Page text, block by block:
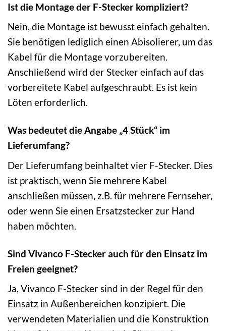
Ist die Montage der F-Stecker kompliziert?
Nein, die Montage ist bewusst einfach gehalten.
Sie benötigen lediglich einen Abisolierer, um das
Kabel für die Montage vorzubereiten.
Anschließend wird der Stecker einfach auf das
vorbereitete Kabel aufgeschraubt. Es ist kein
Löten erforderlich.
Was bedeutet die Angabe „4 Stück“ im
Lieferumfang?
Der Lieferumfang beinhaltet vier F-Stecker. Dies
ist praktisch, wenn Sie mehrere Kabel
anschließen müssen, z.B. für mehrere Fernseher,
oder wenn Sie einen Ersatzstecker zur Hand
haben möchten.
Sind Vivanco F-Stecker auch für den Einsatz im
Freien geeignet?
Ja, Vivanco F-Stecker sind in der Regel für den
Einsatz in Außenbereichen konzipiert. Die
verwendeten Materialien und die Konstruktion